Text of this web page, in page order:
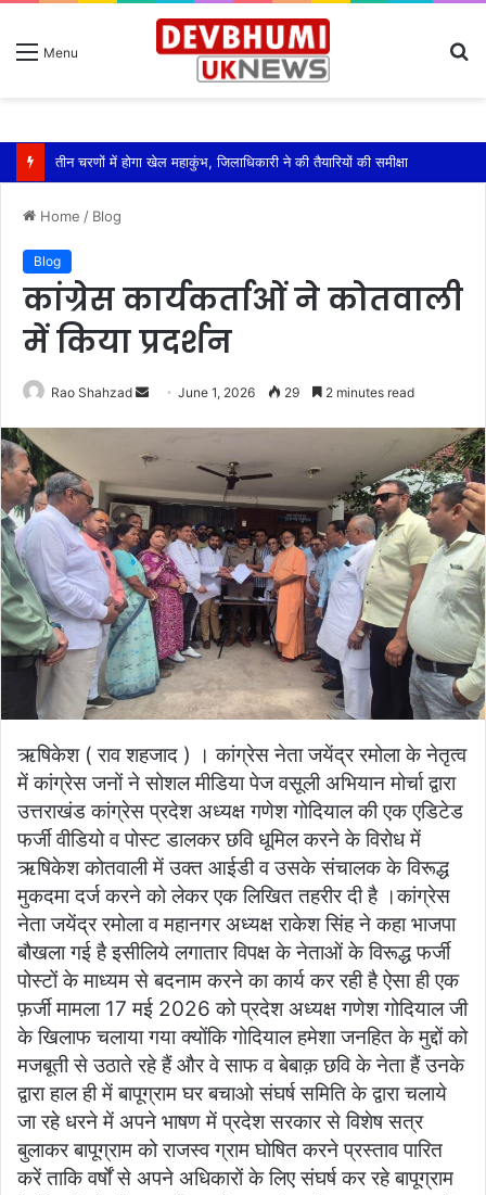
Menu
एसपी ऋषिकेश ने किया कावड़ मेला क्षेत्रों का निरीक्षण
Home / Blog
Blog
कांग्रेस कार्यकर्ताओं ने कोतवाली
में किया प्रदर्शन
Rao Shahzad
SendJune 1, 2026 29 2 minutes read
ऋषिकेश ( राव शहजाद ) । कांग्रेस नेता जयेंद्र रमोला के नेतृत्व
में कांग्रेस जनों ने सोशल मीडिया पेज वसूली अभियान मोर्चा द्वारा
उत्तराखंड कांग्रेस प्रदेश अध्यक्ष गणेश गोदियाल की एक एडिटेड
फर्जी वीडियो व पोस्ट डालकर छवि धूमिल करने के विरोध में
ऋषिकेश कोतवाली में उक्त आईडी व उसके संचालक के विरूद्ध
मुकदमा दर्ज करने को लेकर एक लिखित तहरीर दी है ।कांग्रेस
नेता जयेंद्र रमोला व महानगर अध्यक्ष राकेश सिंह ने कहा भाजपा
बौखला गई है इसीलिये लगातार विपक्ष के नेताओं के विरूद्ध फर्जी
पोस्टों के माध्यम से बदनाम करने का कार्य कर रही है ऐसा ही एक
फ़र्जी मामला 17 मई 2026 को प्रदेश अध्यक्ष गणेश गोदियाल जी
के खिलाफ चलाया गया क्योंकि गोदियाल हमेशा जनहित के मुद्दों को
मजबूती से उठाते रहे हैं और वे साफ व बेबाक़ छवि के नेता हैं उनके
द्वारा हाल ही में बापूग्राम घर बचाओ संघर्ष समिति के द्वारा चलाये
जा रहे धरने में अपने भाषण में प्रदेश सरकार से विशेष सत्र
बुलाकर बापूग्राम को राजस्व ग्राम घोषित करने प्रस्ताव पारित
करें ताकि वर्षों से अपने अधिकारों के लिए संघर्ष कर रहे बापूग्राम